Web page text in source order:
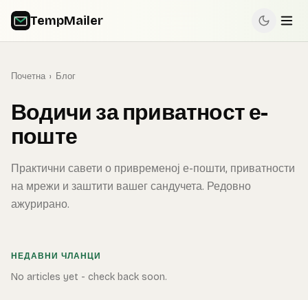
TempMailer
Почетна › Блог
Водичи за приватност е-
поште
Практични савети о привременој е-пошти, приватности
на мрежи и заштити вашег сандучета. Редовно
ажурирано.
НЕДАВНИ ЧЛАНЦИ
No articles yet - check back soon.